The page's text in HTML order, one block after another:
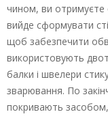
чином, ви отримуєте
вийде сформувати
щоб забезпечити
використовують
балки і швелери
зварювання. По
покривають засобом,